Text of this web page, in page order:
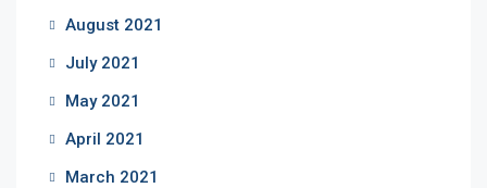
August 2021
July 2021
May 2021
April 2021
March 2021